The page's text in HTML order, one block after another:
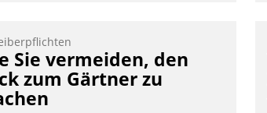
Sie vermeiden, den
zum Gärtner zu